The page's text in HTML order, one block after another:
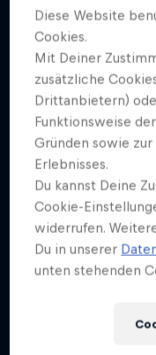
Diese Website
Cookies.
Mit Deiner
zusätzliche
Drittanbietern)
Funktionsweise
Gründen sowie
Erlebnisses.
Du kannst Deine
Cookie-
widerrufen.
Du in unserer
unten stehenden